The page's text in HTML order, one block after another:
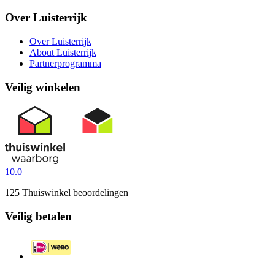
Over Luisterrijk
Over Luisterrijk
About Luisterrijk
Partnerprogramma
Veilig winkelen
10.0
125 Thuiswinkel beoordelingen
Veilig betalen